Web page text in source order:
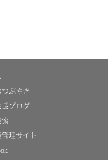
つぶやき
長ブログ
索
管理サイト